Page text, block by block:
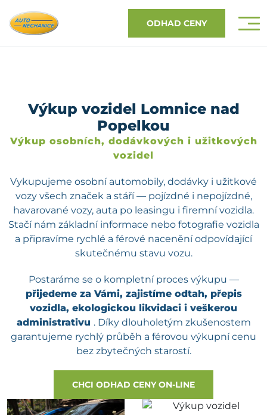
ODHAD CENY
Výkup vozidel Lomnice nad
Popelkou
Výkup osobních, dodávkových i užitkových
vozidel
Vykupujeme osobní automobily, dodávky i užitkové
vozy všech značek a stáří — pojízdné i nepojízdné,
havarované vozy, auta po leasingu i firemní vozidla.
Stačí nám základní informace nebo fotografie vozidla
a připravíme rychlé a férové nacenění odpovídající
skutečnému stavu vozu.
Postaráme se o kompletní proces výkupu —
přijedeme za Vámi, zajistíme odtah, přepis
vozidla, ekologickou likvidaci i veškerou
administrativu . Díky dlouholetým zkušenostem
garantujeme rychlý průběh a férovou výkupní cenu
bez zbytečných starostí.
CHCI ODHAD CENY ON-LINE